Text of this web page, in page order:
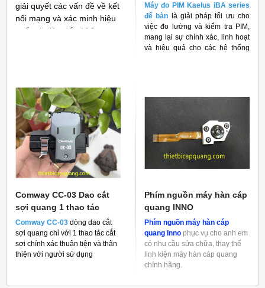
giải quyết các vấn đề về kết
nối mạng và xác minh hiệu
suất cáp lên đến 10G
Máy đo PIM Kaelus iBA series
để bàn là giải pháp tối ưu cho
việc đo lường và kiểm tra PIM,
mang lại sự chính xác, linh hoạt
và hiệu quả cho các hệ thống
Comway CC-03 Dao cắt
sợi quang 1 thao tác
Comway CC-03 dòng dao cắt
sợi quang chỉ với 1 thao tác cắt
sợi chính xác thuận tiện và thân
thiện với người sử dụng
Phím nguồn máy hàn cáp
quang INNO
Phím nguồn máy hàn cáp
quang Inno phục vụ cho anh em
có nhu cầu sửa chữa, thay thế
linh kiện máy hàn cáp quang
chính hãng.